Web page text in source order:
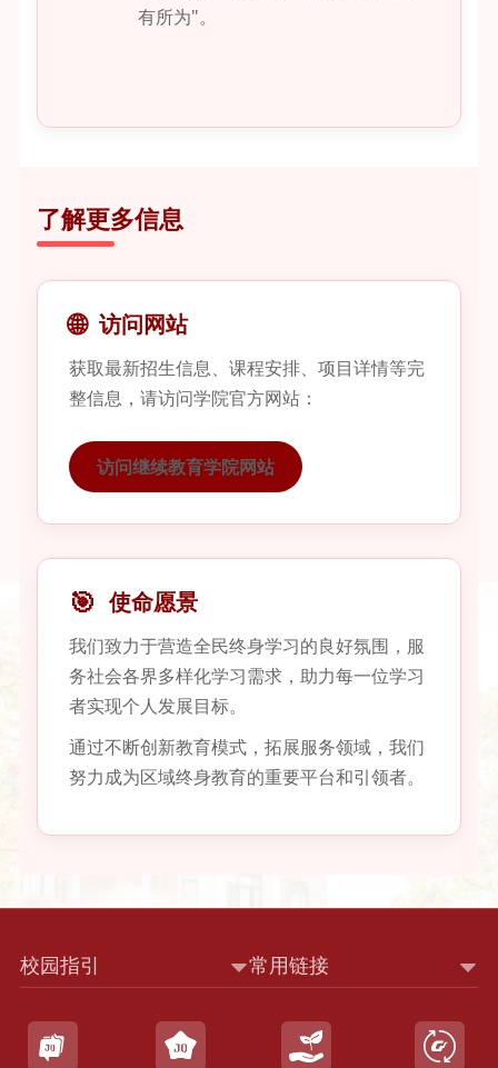
有所为"。
了解更多信息
🌐 访问网站
获取最新招生信息、课程安排、项目详情等完
整信息，请访问学院官方网站：
访问继续教育学院网站
🎯 使命愿景
我们致力于营造全民终身学习的良好氛围，服
务社会各界多样化学习需求，助力每一位学习
者实现个人发展目标。
通过不断创新教育模式，拓展服务领域，我们
努力成为区域终身教育的重要平台和引领者。
校园指引 常用链接